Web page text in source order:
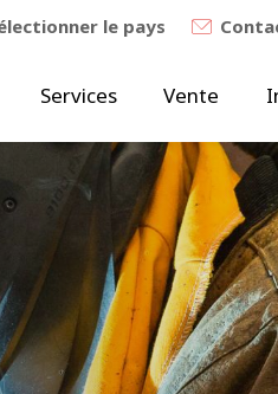
le pays
Services Vente